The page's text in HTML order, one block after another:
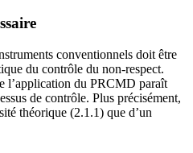
conventionnels doit être
du contrôle du non-respect.
l’application du PRCMD paraît
de contrôle. Plus précisément,
théorique (2.1.1) que d’un